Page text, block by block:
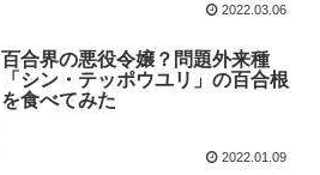
2022.03.06
百合界の悪役令嬢？問題外来種
「シン・テッポウユリ」の百合根
を食べてみた
2022.01.09